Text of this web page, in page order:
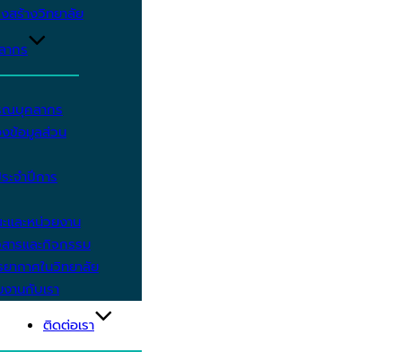
สร้างวิทยาลัย
กร
ณบุคลากร
ข้อมูลส่วน
จำปีการ
ละหน่วยงาน
ารและกิจกรรม
ากาศในวิทยาลัย
านกับเรา
ติดต่อเรา